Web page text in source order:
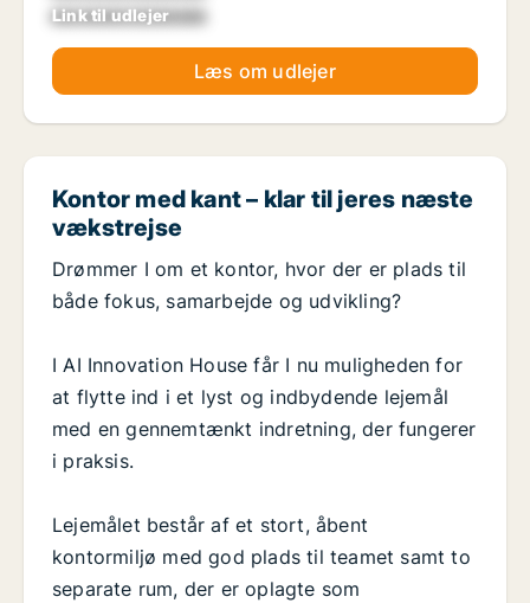
Link til udlejer
xxxxxxxxxxxxxxxx
Læs om udlejer
Kontor med kant – klar til jeres næste
vækstrejse
Drømmer I om et kontor, hvor der er plads til
både fokus, samarbejde og udvikling?
I AI Innovation House får I nu muligheden for
at flytte ind i et lyst og indbydende lejemål
med en gennemtænkt indretning, der fungerer
i praksis.
Lejemålet består af et stort, åbent
kontormiljø med god plads til teamet samt to
separate rum, der er oplagte som